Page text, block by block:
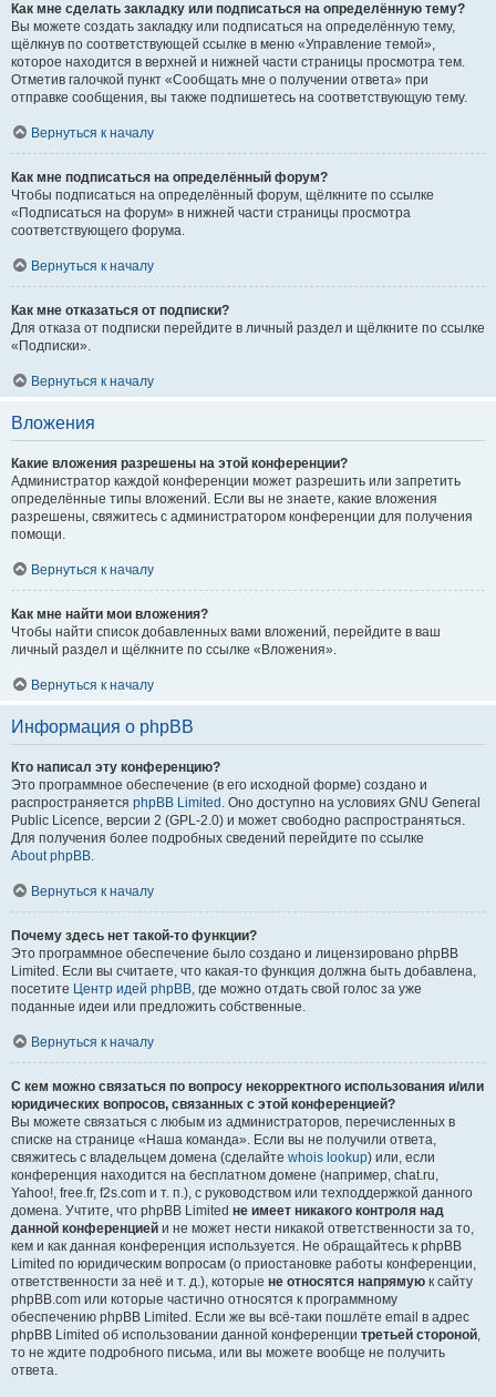
Как мне сделать закладку или подписаться на определённую тему?
Вы можете создать закладку или подписаться на определённую тему,
щёлкнув по соответствующей ссылке в меню «Управление темой»,
которое находится в верхней и нижней части страницы просмотра тем.
Отметив галочкой пункт «Сообщать мне о получении ответа» при
отправке сообщения, вы также подпишетесь на соответствующую тему.
Вернуться к началу
Как мне подписаться на определённый форум?
Чтобы подписаться на определённый форум, щёлкните по ссылке
«Подписаться на форум» в нижней части страницы просмотра
соответствующего форума.
Вернуться к началу
Как мне отказаться от подписки?
Для отказа от подписки перейдите в личный раздел и щёлкните по ссылке
«Подписки».
Вернуться к началу
Вложения
Какие вложения разрешены на этой конференции?
Администратор каждой конференции может разрешить или запретить
определённые типы вложений. Если вы не знаете, какие вложения
разрешены, свяжитесь с администратором конференции для получения
помощи.
Вернуться к началу
Как мне найти мои вложения?
Чтобы найти список добавленных вами вложений, перейдите в ваш
личный раздел и щёлкните по ссылке «Вложения».
Вернуться к началу
Информация о phpBB
Кто написал эту конференцию?
Это программное обеспечение (в его исходной форме) создано и
распространяется phpBB Limited . Оно доступно на условиях GNU General
Public Licence, версии 2 (GPL-2.0) и может свободно распространяться.
Для получения более подробных сведений перейдите по ссылке
About phpBB.
Вернуться к началу
Почему здесь нет такой-то функции?
Это программное обеспечение было создано и лицензировано phpBB
Limited. Если вы считаете, что какая-то функция должна быть добавлена,
посетите Центр идей phpBB, где можно отдать свой голос за уже
поданные идеи или предложить собственные.
Вернуться к началу
С кем можно связаться по вопросу некорректного использования и/или
юридических вопросов, связанных с этой конференцией?
Вы можете связаться с любым из администраторов, перечисленных в
списке на странице «Наша команда». Если вы не получили ответа,
свяжитесь с владельцем домена (сделайте whois lookup) или, если
конференция находится на бесплатном домене (например, chat.ru,
Yahoo!, free.fr, f2s.com и т. п.), с руководством или техподдержкой данного
домена. Учтите, что phpBB Limited не имеет никакого контроля над
данной конференцией и не может нести никакой ответственности за то,
кем и как данная конференция используется. Не обращайтесь к phpBB
Limited по юридическим вопросам (о приостановке работы конференции,
ответственности за неё и т. д.), которые не относятся напрямую к сайту
phpBB.com или которые частично относятся к программному
обеспечению phpBB Limited. Если же вы всё-таки пошлёте email в адрес
phpBB Limited об использовании данной конференции третьей стороной,
то не ждите подробного письма, или вы можете вообще не получить
ответа.